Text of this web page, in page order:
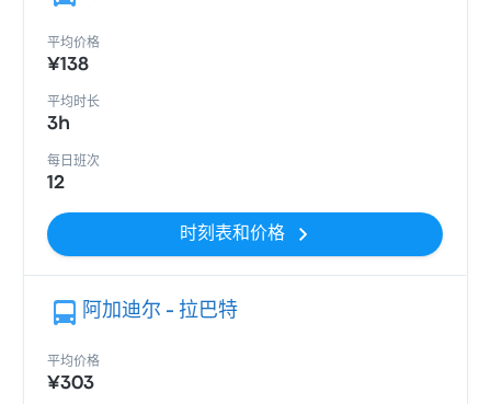
平均价格
¥138
平均时长
3h
每日班次
12
时刻表和价格
阿加迪尔 - 拉巴特
平均价格
¥303